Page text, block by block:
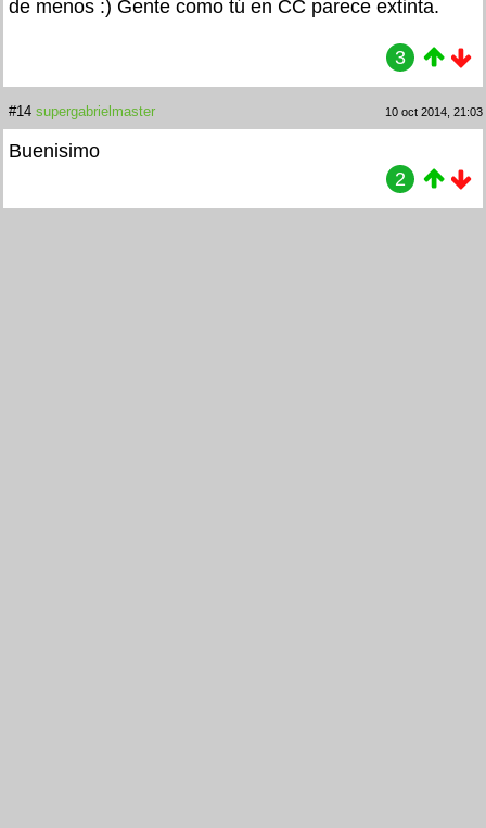
de menos :) Gente como tú en CC parece extinta.
3
#14 supergabrielmaster 10 oct 2014, 21:03
Buenisimo
2